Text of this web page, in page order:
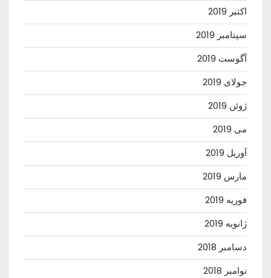
اکتبر 2019
سپتامبر 2019
آگوست 2019
جولای 2019
ژوئن 2019
می 2019
آوریل 2019
مارس 2019
فوریه 2019
ژانویه 2019
دسامبر 2018
نوامبر 2018